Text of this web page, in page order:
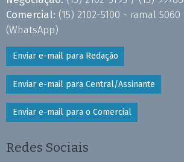
Comercial: (15) 2102-5100 - ramal
(WhatsApp)
Enviar e-mail para Redação
Enviar e-mail para Central/Assinante
Enviar e-mail para o Comercial
Redes Sociais